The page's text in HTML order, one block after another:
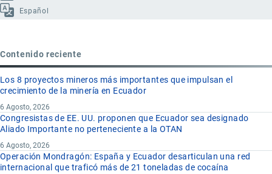
Español
Contenido reciente
Los 8 proyectos mineros más importantes que impulsan el
crecimiento de la minería en Ecuador
6 Agosto, 2026
Congresistas de EE. UU. proponen que Ecuador sea designado
Aliado Importante no perteneciente a la OTAN
6 Agosto, 2026
Operación Mondragón: España y Ecuador desarticulan una red
internacional que traficó más de 21 toneladas de cocaína